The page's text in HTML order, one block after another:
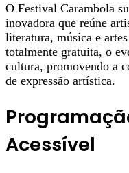
O Festival Carambola
inovadora que reúne
literatura, música e
totalmente gratuita, o
cultura, promovendo a
de expressão artística.
Acessível